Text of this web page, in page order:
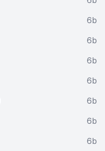
6b
6b
6b
6b
6b
6b
6b